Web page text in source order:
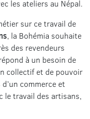
les ateliers au Népal.
sur ce travail de
, la Bohémia souhaite
des revendeurs
à un besoin de
collectif et de pouvoir
commerce et
le travail des artisans,